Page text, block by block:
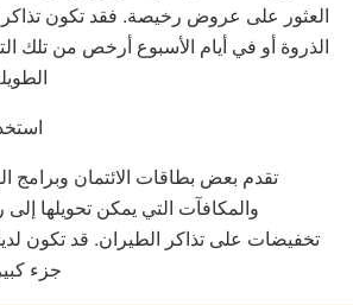
العثور على عروض رخيصة. فقد تكون
الذروة أو في أيام الأسبوع أرخص من تلك
تقدم بعض بطاقات الائتمان وبرامج
والمكافآت التي يمكن تحويلها
تخفيضات على تذاكر الطيران. قد تكون
جزء